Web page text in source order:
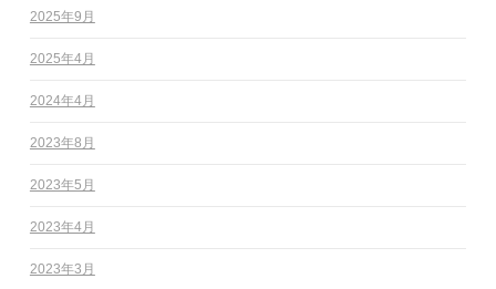
2025年9月
2025年4月
2024年4月
2023年8月
2023年5月
2023年4月
2023年3月